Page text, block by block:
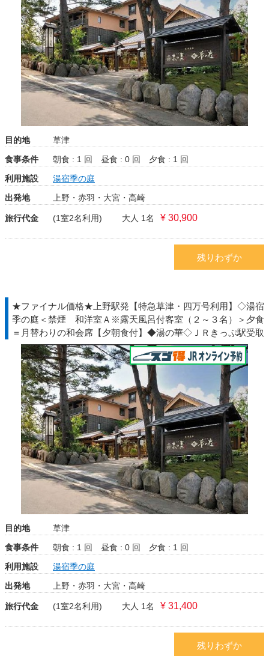
目的地
草津
食事条件
朝食 : 1 回 昼食 : 0 回
夕食 : 1 回
利用施設
湯宿季の庭
出発地
上野・赤羽・大宮・高崎
旅行代金 (1室2名利用) 大人 1名 ¥ 30,900
残りわずか
★ファイナル価格★上野駅発【特急草津・四万号利用】◇湯宿
季の庭＜禁煙 和洋室Ａ※露天風呂付客室（２～３名）＞夕食
＝月替わりの和会席【夕朝食付】◆湯の華◇ＪＲきっぷ駅受取
目的地
草津
食事条件
朝食 : 1 回 昼食 : 0 回
夕食 : 1 回
利用施設
湯宿季の庭
出発地
上野・赤羽・大宮・高崎
旅行代金 (1室2名利用) 大人 1名 ¥ 31,400
残りわずか